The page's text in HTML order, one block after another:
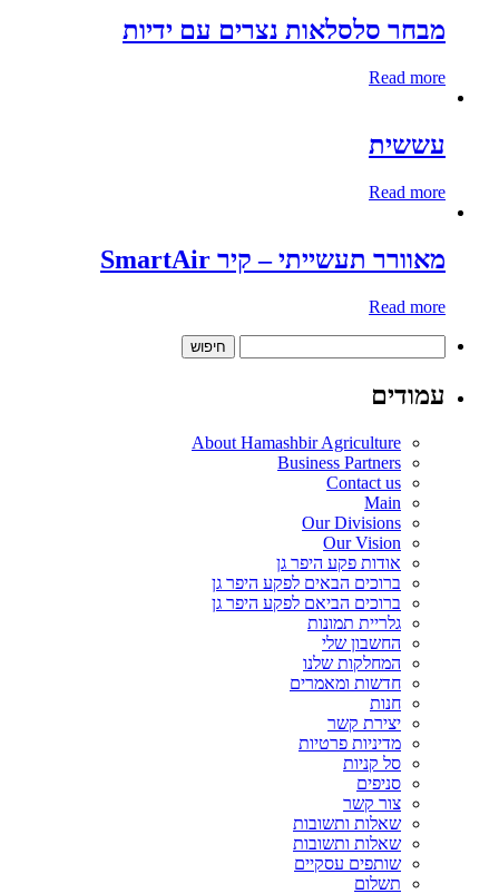
מבחר סלסלאות נצרים עם ידיות
Read more
עששית
Read more
מאוורר תעשייתי – קיר SmartAir
Read more
עמודים
About Hamashbir Agriculture
Business Partners
Contact us
Main
Our Divisions
Our Vision
אודות פקע היפר גן
ברוכים הבאים לפקע היפר גן
ברוכים הביאם לפקע היפר גן
גלריית תמונות
החשבון שלי
המחלקות שלנו
חדשות ומאמרים
חנות
יצירת קשר
מדיניות פרטיות
סל קניות
סניפים
צור קשר
שאלות ותשובות
שאלות ותשובות
שותפים עסקיים
תשלום